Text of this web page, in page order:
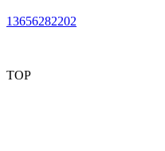
13656282202
TOP